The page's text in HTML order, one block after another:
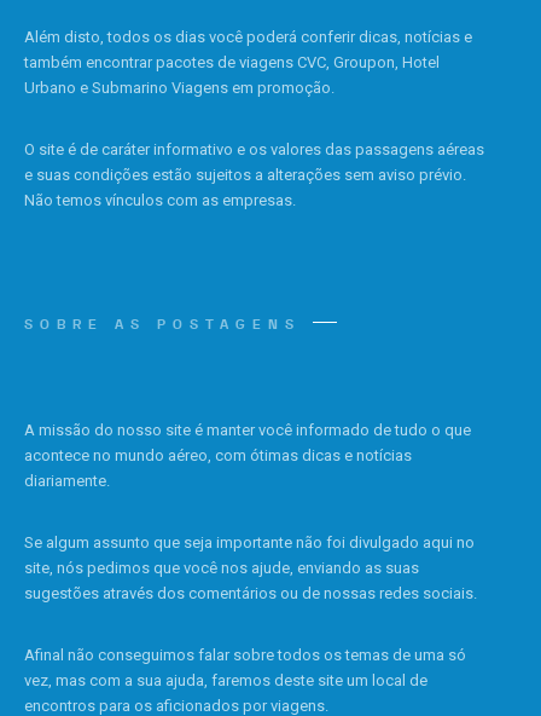
Além disto, todos os dias você poderá conferir dicas, notícias e
também encontrar pacotes de viagens CVC, Groupon, Hotel
Urbano e Submarino Viagens em promoção.
O site é de caráter informativo e os valores das passagens aéreas
e suas condições estão sujeitos a alterações sem aviso prévio.
Não temos vínculos com as empresas.
SOBRE AS POSTAGENS
A missão do nosso site é manter você informado de tudo o que
acontece no mundo aéreo, com ótimas dicas e notícias
diariamente.
Se algum assunto que seja importante não foi divulgado aqui no
site, nós pedimos que você nos ajude, enviando as suas
sugestões através dos comentários ou de nossas redes sociais.
Afinal não conseguimos falar sobre todos os temas de uma só
vez, mas com a sua ajuda, faremos deste site um local de
encontros para os aficionados por viagens.